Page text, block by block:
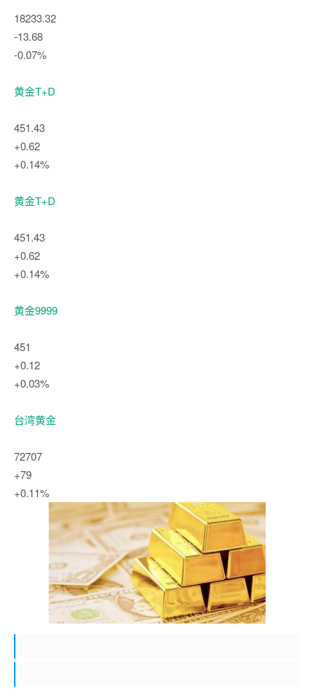
18233.32
-13.68
-0.07%
黄金T+D
451.43
+0.62
+0.14%
黄金T+D
451.43
+0.62
+0.14%
黄金9999
451
+0.12
+0.03%
台湾黄金
72707
+79
+0.11%